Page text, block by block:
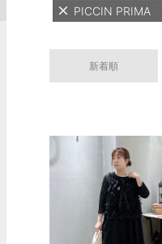
PICCIN PRIMA
新着順